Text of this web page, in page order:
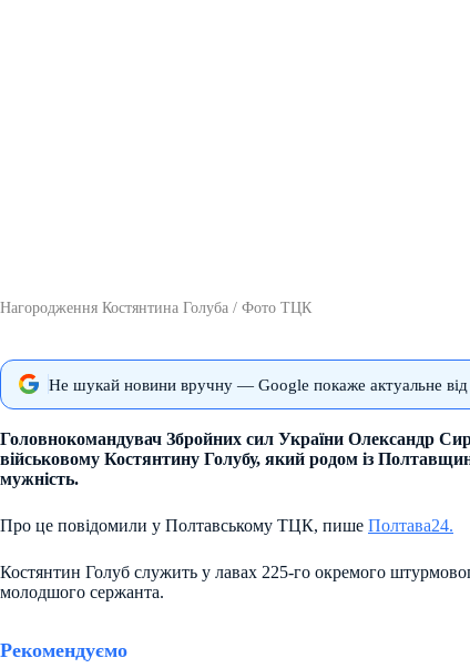
Нагородження Костянтина Голуба / Фото ТЦК
Не шукай новини вручну — Google покаже актуальне від
Головнокомандувач Збройних сил України Олександр
військовому Костянтину Голубу, який родом із
мужність.
Про це повідомили у Полтавському ТЦК, пише Полтава24.
Костянтин Голуб служить у лавах 225-го окремого
молодшого сержанта.
Рекомендуємо